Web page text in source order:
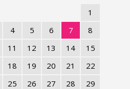
1
4 5 6 7
8
11 12 13 14
15
18 19 20 21
22
25 26 27 28
29